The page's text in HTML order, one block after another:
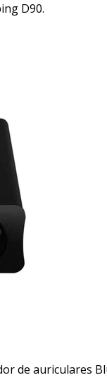
D90.
de auriculares